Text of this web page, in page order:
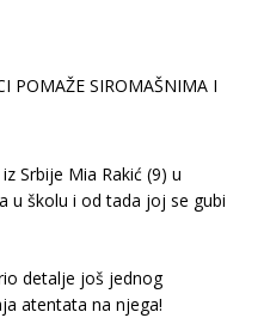
POMAŽE SIROMAŠNIMA I
Srbije Mia Rakić (9) u
u školu i od tada joj se gubi
detalje još jednog
atentata na njega!